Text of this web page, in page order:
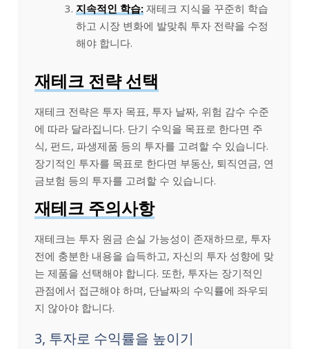
지속적인 학습: 재테크 지식을 꾸준히 학습
하고 시장 변화에 발맞춰 투자 전략을 수정
해야 합니다.
재테크 전략 선택
재테크 전략은 투자 목표, 투자 날짜, 위험 감수 수준
에 따라 달라집니다. 단기 수익을 목표로 한다면 주
식, 펀드, 파생제품 등의 투자를 고려할 수 있습니다.
장기적인 투자를 목표로 한다면 부동산, 퇴직연금, 연
금보험 등의 투자를 고려할 수 있습니다.
재테크 주의사항
재테크는 투자 원금 손실 가능성이 존재하므로, 투자
전에 충분한 내용을 습득하고, 자신의 투자 성향에 맞
는 제품을 선택해야 합니다. 또한, 투자는 장기적인
관점에서 접근해야 하며, 단날짜의 수익률에 좌우되
지 않아야 합니다.
3, 투자로 수익률을 높이기